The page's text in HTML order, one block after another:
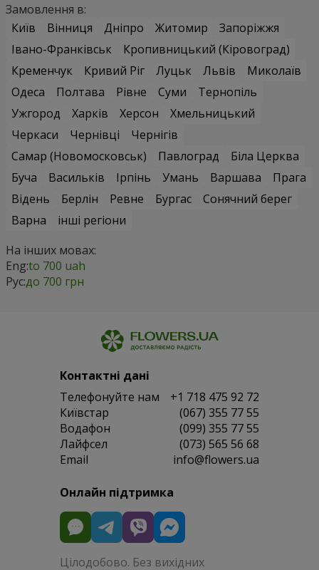
Замовлення в:
Київ
Вінниця Дніпро Житомир
Запоріжжя
Івано-Франківськ
Кропивницький (Кіровоград)
Кременчук
Кривий Ріг Луцьк Львів
Миколаїв
Одеса
Полтава Рівне Суми
Тернопіль
Ужгород
Харків Херсон
Хмельницький
Черкаси
Чернівці
Чернігів
Самар (Новомосковськ)
Павлоград
Біла Церква
Буча
Васильків Ірпінь Умань Варшава
Прага
Відень
Берлін Ревне Бургас
Сонячний берег
Варна
інші регіони
На інших мовах:
Eng:to 700 uah
Рус:до 700 грн
Контактні дані
Телефонуйте нам
+1 718 475 92 72
Київстар
(067) 355 77 55
Водафон
(099) 355 77 55
Лайфсел
(073) 565 56 68
Email
info@flowers.ua
Онлайн підтримка
Цілодобово. Без вихідних